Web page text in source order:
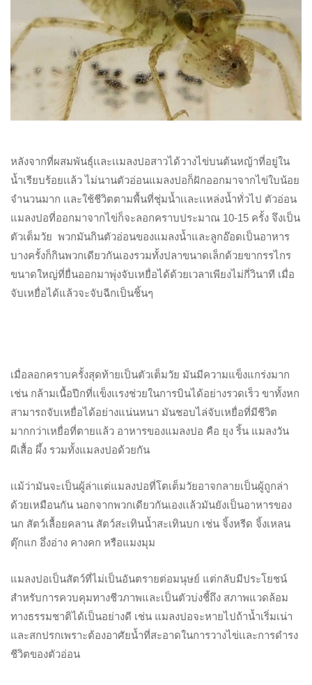
หลังจากที่ผสมพันธุ์เเละเเมลงปอสาวได้วางไข่บนต้นหญ้าที่อยู่ใน
น้ำเรียบร้อยเเล้ว ไม่นานตัวอ่อนแมลงปอก็ฝักออกมาจากไข่ใบน้อย
จำนวนมาก เเละใช้ชีวิตตามพื้นที่ชุ่มน้ำเเละเเหล่งน้ำทั่วไป ตัวอ่อน
แมลงปอที่ออกมาจากไข่ก็จะลอกคราบประมาณ 10-15 ครั้ง จึงเป็น
ตัวเต็มวัย พวกมันกินตัวอ่อนของแมลงน้ำและลูกอ๊อดเป็นอาหาร
บางครั้งก็กินพวกเดียวกันเองรวมทั้งปลาขนาดเล็กด้วยขากรรไกร
ขนาดใหญ่ที่ยื่นออกมาพุ่งจับเหยื่อได้ด้วยเวลาเพียงไม่กี่วินาที เมื่อ
จับเหยื่อได้แล้วจะจับฉีกเป็นชิ้นๆ
เมื่อลอกคราบครั้งสุดท้ายเป็นตัวเต็มวัย มันมีความแข็งแกร่งมาก
เช่น กล้ามเนื้อปีกที่เเข็งเเรงช่วยในการบินได้อย่างรวดเร็ว ขาทั้งหก
สามารถจับเหยื่อได้อย่างแน่นหนา มันชอบไล่จับเหยื่อที่มีชีวิต
มากกว่าเหยื่อที่ตายแล้ว อาหารของแมลงปอ คือ ยุง ริ้น แมลงวัน
ผีเสื้อ ผึ้ง รวมทั้งแมลงปอด้วยกัน
เเม้ว่ามันจะเป็นผู้ล่าเเต่แมลงปอที่โตเต็มวัยอาจกลายเป็นผู้ถูกล่า
ด้วยเหมือนกัน นอกจากพวกเดียวกันเองเเล้วมันยังเป็นอาหารของ
นก สัตว์เลื้อยคลาน สัตว์สะเทินน้ำสะเทินบก เช่น จิ้งหรีด จิ้งเหลน
ตุ๊กแก อึ่งอ่าง คางคก หรือแมงมุม
แมลงปอเป็นสัตว์ที่ไม่เป็นอันตรายต่อมนุษย์ แต่กลับมีประโยชน์
สำหรับการควบคุมทางชีวภาพและเป็นตัวบ่งชี้ถึง สภาพแวดล้อม
ทางธรรมชาติได้เป็นอย่างดี เช่น แมลงปอจะหายไปถ้าน้ำเริ่มเน่า
และสกปรกเพราะต้องอาศัยน้ำที่สะอาดในการวางไข่เเละการดำรง
ชีวิตของตัวอ่อน